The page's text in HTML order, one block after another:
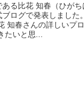
る比花 知春（ひが
ログで発表しました
知春さんの詳しいプ
たいと思...